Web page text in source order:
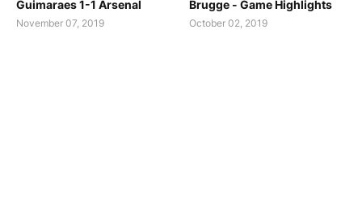
Guimaraes 1-1 Arsenal
November 07, 2019
Brugge - Game Highlights
October 02, 2019